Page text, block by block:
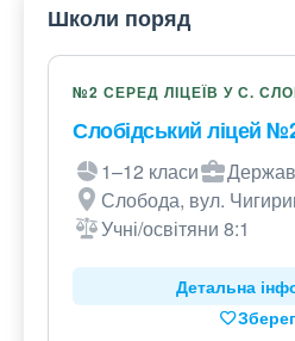
Школи поряд
№2 СЕРЕД ЛІЦЕЇВ У С.
Слобідський ліцей
1–12 класи
Слобода, вул.
Учні/освітяни 8:1
Детальна